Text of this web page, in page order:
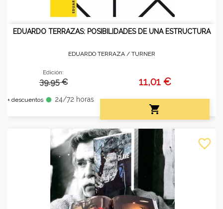
EDUARDO TERRAZAS: POSIBILIDADES DE UNA ESTRUCTURA
EDUARDO TERRAZA / TURNER
Edición:
39.95 €
+ descuentos fiber_manual_record 24/72 horas
11,01 €

favorite_border